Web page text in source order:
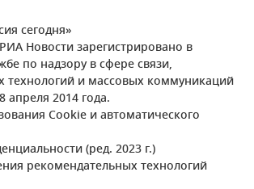
сегодня»
Новости зарегистрировано в
по надзору в сфере связи,
и массовых коммуникаций
апреля 2014 года.
Cookie и автоматического
(ред. 2023 г.)
рекомендательных технологий